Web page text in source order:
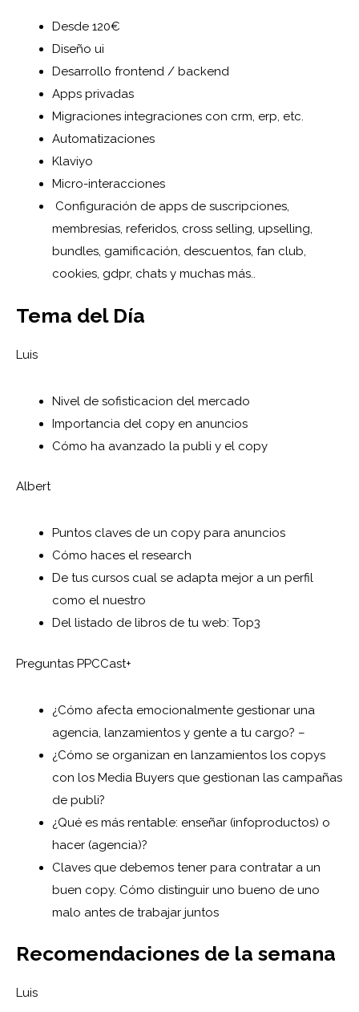
Desde 120€
Diseño ui
Desarrollo frontend / backend
Apps privadas
Migraciones integraciones con crm, erp, etc.
Automatizaciones
Klaviyo
Micro-interacciones
Configuración de apps de suscripciones,
membresías, referidos, cross selling, upselling,
bundles, gamificación, descuentos, fan club,
cookies, gdpr, chats y muchas más..
Tema del Día
Luis
Nivel de sofisticacion del mercado
Importancia del copy en anuncios
Cómo ha avanzado la publi y el copy
Albert
Puntos claves de un copy para anuncios
Cómo haces el research
De tus cursos cual se adapta mejor a un perfil
como el nuestro
Del listado de libros de tu web: Top3
Preguntas PPCCast+
¿Cómo afecta emocionalmente gestionar una
agencia, lanzamientos y gente a tu cargo? –
¿Cómo se organizan en lanzamientos los copys
con los Media Buyers que gestionan las campañas
de publi?
¿Qué es más rentable: enseñar (infoproductos) o
hacer (agencia)?
Claves que debemos tener para contratar a un
buen copy. Cómo distinguir uno bueno de uno
malo antes de trabajar juntos
Recomendaciones de la semana
Luis